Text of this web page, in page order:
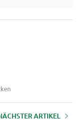
ARTIKEL